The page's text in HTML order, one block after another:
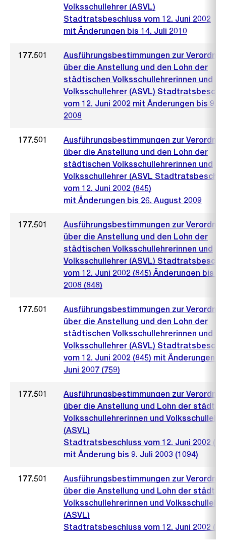
Volksschullehrer (ASVL)
Stadtratsbeschluss vom 12. Juni 2002
mit Änderungen bis 14. Juli 2010
177.501
Ausführungsbestimmungen zur
über die Anstellung und den Lohn der
städtischen Volksschullehrerinnen und
Volksschullehrer (ASVL)
vom 12. Juni 2002 mit Änderungen bis 9.
2008
177.501
Ausführungsbestimmungen zur
über die Anstellung und den Lohn der
städtischen Volksschullehrerinnen und
Volksschullehrer (ASVL
vom 12. Juni 2002 (845)
mit Änderungen bis 26. August 2009
177.501
Ausführungsbestimmungen zur
über die Anstellung und den Lohn der
städtischen Volksschullehrerinnen und
Volksschullehrer (ASVL)
vom 12. Juni 2002 (845) Änderungen bis 9.
2008 (848)
177.501
Ausführungsbestimmungen zur
über die Anstellung und den Lohn der
städtischen Volksschullehrerinnen und
Volksschullehrer (ASVL)
vom 12. Juni 2002 (845) mit Änderungen
Juni 2007 (759)
177.501
Ausführungsbestimmungen zur
über die Anstellung und Lohn der
Volksschullehrerinnen und
(ASVL)
Stadtratsbeschluss vom 12. Juni 2002
mit Änderung bis 9. Juli 2003 (1094)
177.501
Ausführungsbestimmungen zur
über die Anstellung und Lohn der
Volksschullehrerinnen und
(ASVL)
Stadtratsbeschluss vom 12. Juni 2002